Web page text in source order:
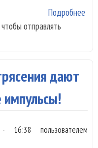
Подробнее
чтобы отправлять
дают
- 16:38 пользователем